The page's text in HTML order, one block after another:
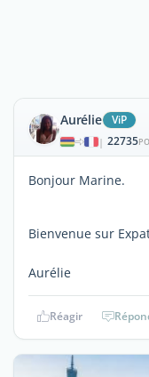
Aurélie ViP
| 22735
Bonjour Marine.
Bienvenue sur
Aurélie
Réagir